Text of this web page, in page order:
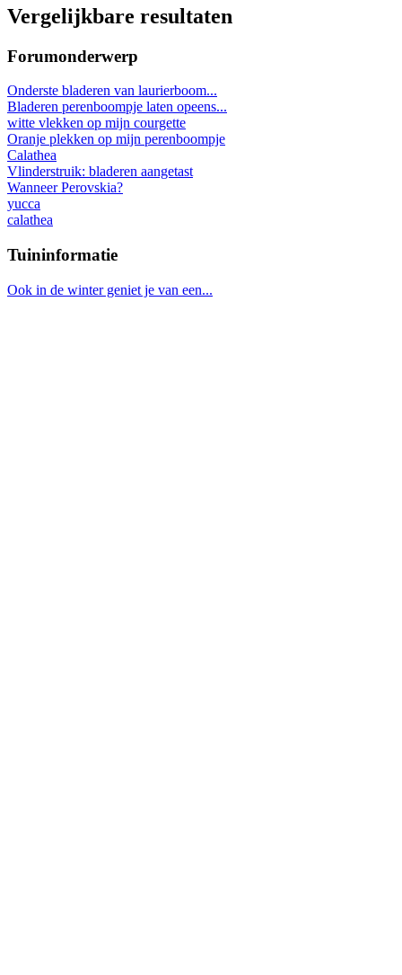
Vergelijkbare resultaten
Forumonderwerp
Onderste bladeren van laurierboom...
Bladeren perenboompje laten opeens...
witte vlekken op mijn courgette
Oranje plekken op mijn perenboompje
Calathea
Vlinderstruik: bladeren aangetast
Wanneer Perovskia?
yucca
calathea
Tuininformatie
Ook in de winter geniet je van een...